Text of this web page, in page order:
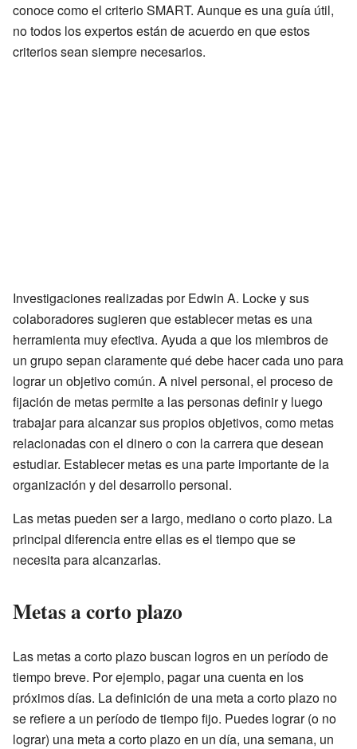
conoce como el criterio SMART. Aunque es una guía útil,
no todos los expertos están de acuerdo en que estos
criterios sean siempre necesarios.
Investigaciones realizadas por Edwin A. Locke y sus
colaboradores sugieren que establecer metas es una
herramienta muy efectiva. Ayuda a que los miembros de
un grupo sepan claramente qué debe hacer cada uno para
lograr un objetivo común. A nivel personal, el proceso de
fijación de metas permite a las personas definir y luego
trabajar para alcanzar sus propios objetivos, como metas
relacionadas con el dinero o con la carrera que desean
estudiar. Establecer metas es una parte importante de la
organización y del desarrollo personal.
Las metas pueden ser a largo, mediano o corto plazo. La
principal diferencia entre ellas es el tiempo que se
necesita para alcanzarlas.
Metas a corto plazo
Las metas a corto plazo buscan logros en un período de
tiempo breve. Por ejemplo, pagar una cuenta en los
próximos días. La definición de una meta a corto plazo no
se refiere a un período de tiempo fijo. Puedes lograr (o no
lograr) una meta a corto plazo en un día, una semana, un